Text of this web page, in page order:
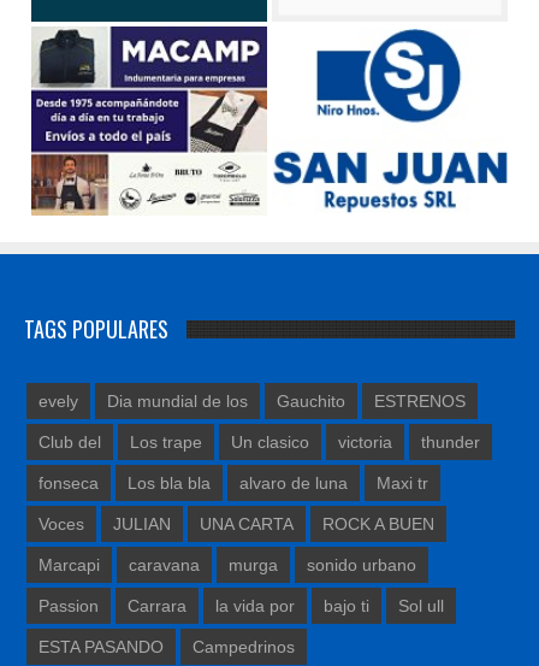
Club del Los trape Un clasico victoria thunder
fonseca Los bla bla alvaro de luna Maxi tr
Voces JULIAN UNA CARTA ROCK A BUEN
Marcapi caravana murga sonido urbano
Passion Carrara la vida por bajo ti Sol ull
ESTA PASANDO Campedrinos